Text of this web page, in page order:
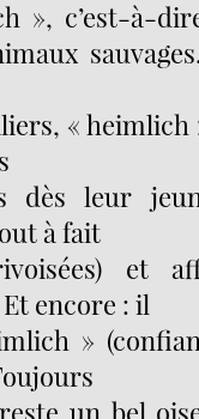
», c’est-à-
« heimlich
dès leur
à fait
et
encore : il
»
un bel